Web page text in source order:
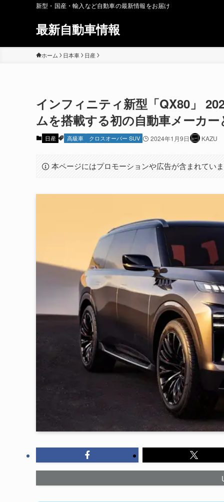
新型・国産・輸入など自動車の最新情報をお届け
最新自動車情報
ホーム 日本車 日産
インフィニティ新型「QX80」
ムを搭載する初の自動車メーカ
日産 高級車 クロスオーバー SUV 2024年1月9日 KAZU
本ページにはプロモーションや広告が含まれてい